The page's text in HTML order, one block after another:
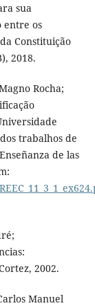
sua
entre os
Constituição
2018.
Rocha;
trabalhos de
de las
2002.
Manuel